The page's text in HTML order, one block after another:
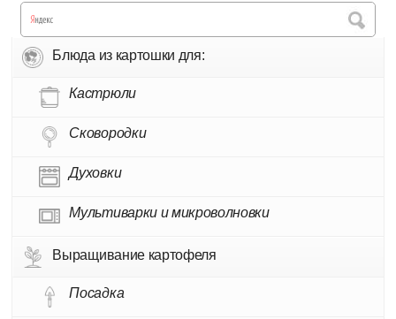
Блюда из картошки для:
Кастрюли
Сковородки
Духовки
Мультиварки и микроволновки
Выращивание картофеля
Посадка